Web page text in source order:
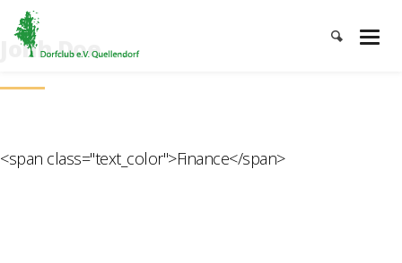
Jonh Doe
<span class="text_color">Finance</span>